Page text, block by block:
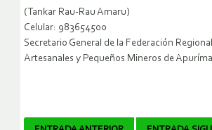
(Tankar Rau-Rau Amaru)
Celular: 983654500
Secretario General de la Federación
Artesanales y Pequeños Mineros de